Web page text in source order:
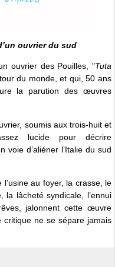
ouvrier du sud
ouvrier des Pouilles, "Tuta
du monde, et qui, 50 ans
la parution des œuvres
soumis aux trois-huit et
lucide pour décrire
voie d’aliéner l’Italie du sud
l’usine au foyer, la crasse, le
lâcheté syndicale, l’ennui
jalonnent cette œuvre
critique ne se sépare jamais